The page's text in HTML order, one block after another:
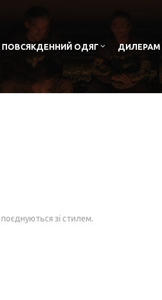
ПОВСЯКДЕННИЙ ОДЯГ ДИЛЕРАМ
зі стилем.